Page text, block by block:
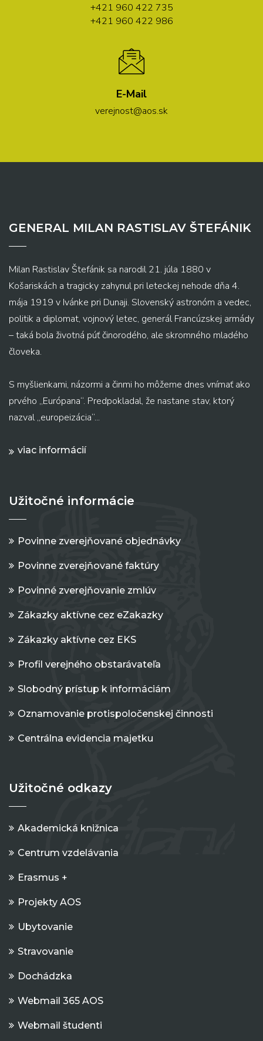
+421 960 422 735
+421 960 422 986
E-Mail
verejnost@aos.sk
GENERAL MILAN RASTISLAV ŠTEFÁNIK
Milan Rastislav Štefánik sa narodil 21. júla 1880 v
Košariskách a tragicky zahynul pri leteckej nehode dňa 4.
mája 1919 v Ivánke pri Dunaji. Slovenský astronóm a vedec,
politik a diplomat, vojnový letec, generál Francúzskej armády
– taká bola životná púť činorodého, ale skromného mladého
človeka.
S myšlienkami, názormi a činmi ho môžeme dnes vnímať ako
prvého „Európana“. Predpokladal, že nastane stav, ktorý
nazval „europeizácia“...
viac informácií
Užitočné informácie
Povinne zverejňované objednávky
Povinne zverejňované faktúry
Povinné zverejňovanie zmlúv
Zákazky aktívne cez eZakazky
Zákazky aktívne cez EKS
Profil verejného obstarávateľa
Slobodný prístup k informáciám
Oznamovanie protispoločenskej činnosti
Centrálna evidencia majetku
Užitočné odkazy
Akademická knižnica
Centrum vzdelávania
Erasmus +
Projekty AOS
Ubytovanie
Stravovanie
Dochádzka
Webmail 365 AOS
Webmail študenti